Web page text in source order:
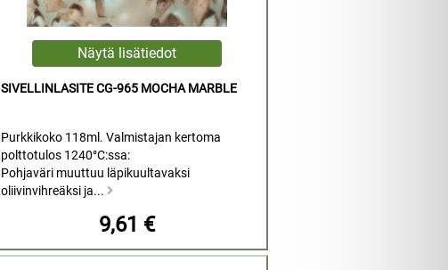
SIVELLINLASITE CG-965 MOCHA MARBLE
Purkkikoko 118ml. Valmistajan kertoma
polttotulos 1240°C:ssa:
Pohjaväri muuttuu läpikuultavaksi
oliivinvihreäksi ja...
9,61 €